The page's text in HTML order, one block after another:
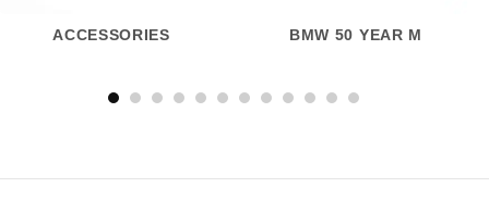
ACCESSORIES BMW 50 YEAR M